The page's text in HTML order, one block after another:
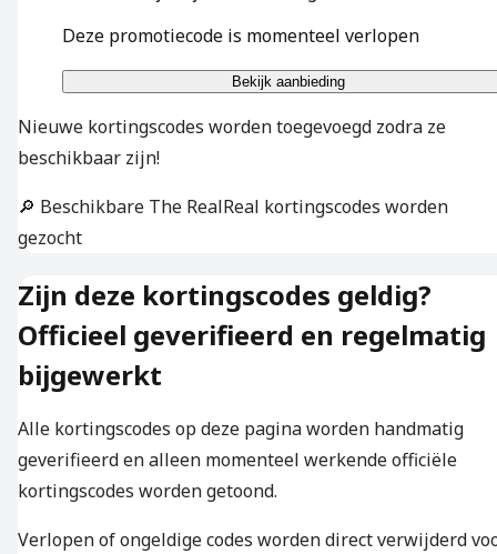
Deze promotiecode is momenteel verlopen
Bekijk aanbieding
Nieuwe kortingscodes worden toegevoegd zodra ze
beschikbaar zijn!
🔎 Beschikbare The RealReal kortingscodes worden
gezocht
Zijn deze kortingscodes geldig?
Officieel geverifieerd en regelmatig
bijgewerkt
Alle kortingscodes op deze pagina worden handmatig
geverifieerd en alleen momenteel werkende officiële
kortingscodes worden getoond.
Verlopen of ongeldige codes worden direct verwijderd